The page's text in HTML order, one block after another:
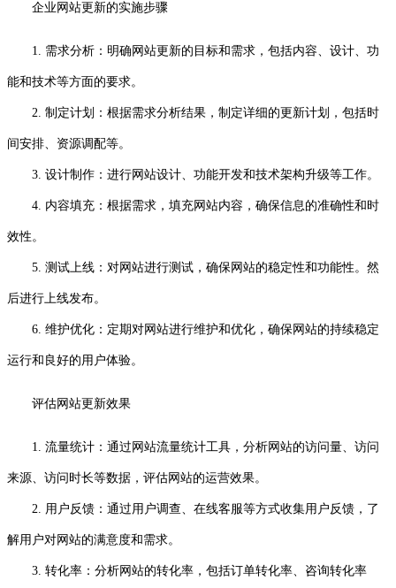
企业网站更新的实施步骤
1. 需求分析：明确网站更新的目标和需求，包括内容、设计、功
能和技术等方面的要求。
2. 制定计划：根据需求分析结果，制定详细的更新计划，包括时
间安排、资源调配等。
3. 设计制作：进行网站设计、功能开发和技术架构升级等工作。
4. 内容填充：根据需求，填充网站内容，确保信息的准确性和时
效性。
5. 测试上线：对网站进行测试，确保网站的稳定性和功能性。然
后进行上线发布。
6. 维护优化：定期对网站进行维护和优化，确保网站的持续稳定
运行和良好的用户体验。
评估网站更新效果
1. 流量统计：通过网站流量统计工具，分析网站的访问量、访问
来源、访问时长等数据，评估网站的运营效果。
2. 用户反馈：通过用户调查、在线客服等方式收集用户反馈，了
解用户对网站的满意度和需求。
3. 转化率：分析网站的转化率，包括订单转化率、咨询转化率